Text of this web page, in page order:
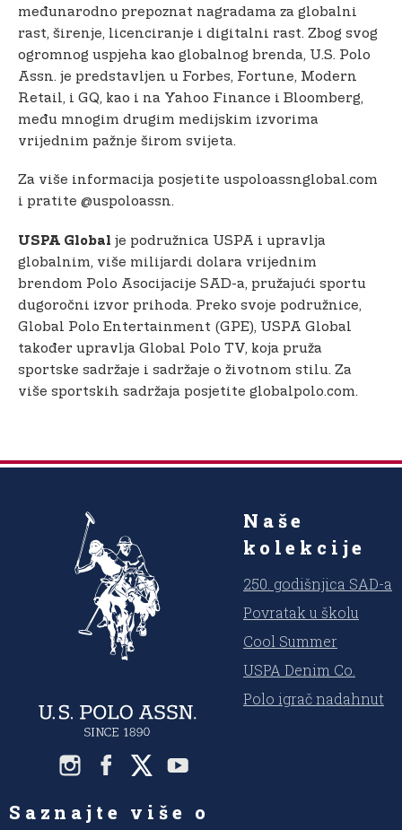
međunarodno prepoznat nagradama za globalni
rast, širenje, licenciranje i digitalni rast. Zbog svog
ogromnog uspjeha kao globalnog brenda, U.S. Polo
Assn. je predstavljen u Forbes, Fortune, Modern
Retail, i GQ, kao i na Yahoo Finance i Bloomberg,
među mnogim drugim medijskim izvorima
vrijednim pažnje širom svijeta.
Za više informacija posjetite uspoloassnglobal.com
i pratite @uspoloassn.
USPA Global je podružnica USPA i upravlja
globalnim, više milijardi dolara vrijednim
brendom Polo Asocijacije SAD-a, pružajući sportu
dugoročni izvor prihoda. Preko svoje podružnice,
Global Polo Entertainment (GPE), USPA Global
također upravlja Global Polo TV, koja pruža
sportske sadržaje i sadržaje o životnom stilu. Za
više sportskih sadržaja posjetite globalpolo.com.
Naše
kolekcije
250. godišnjica SAD-a
Povratak u školu
Cool Summer
USPA Denim Co.
Polo igrač nadahnut
Saznajte više o